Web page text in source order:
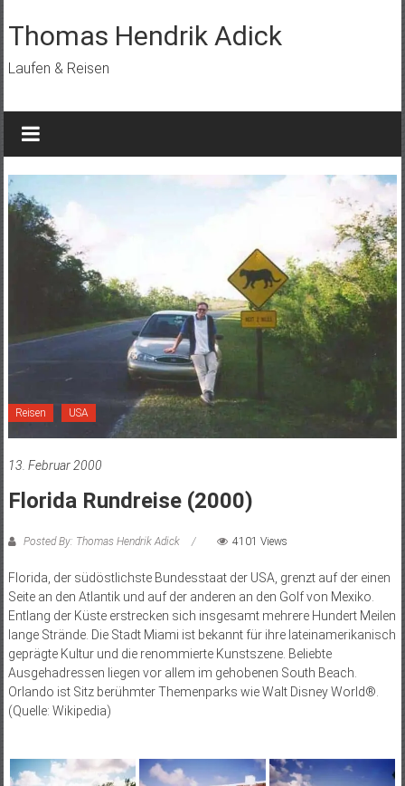
to
content
Thomas Hendrik Adick
Laufen & Reisen
Reisen USA
13. Februar 2000
Florida Rundreise (2000)
Posted By: Thomas Hendrik Adick 4101 Views
Florida, der südöstlichste Bundesstaat der USA, grenzt auf der einen
Seite an den Atlantik und auf der anderen an den Golf von Mexiko.
Entlang der Küste erstrecken sich insgesamt mehrere Hundert Meilen
lange Strände. Die Stadt Miami ist bekannt für ihre lateinamerikanisch
geprägte Kultur und die renommierte Kunstszene. Beliebte
Ausgehadressen liegen vor allem im gehobenen South Beach.
Orlando ist Sitz berühmter Themenparks wie Walt Disney World®.
(Quelle: Wikipedia)